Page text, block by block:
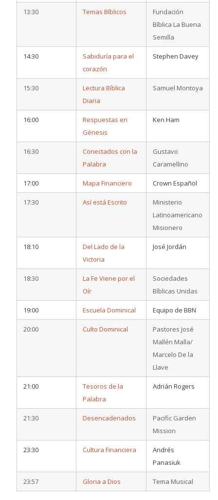
13:30 Temas Bíblicos
Fundación
Bíblica La Buena
Semilla
14:30
Sabiduría para el
corazón
Stephen Davey
15:30
Lectura Bíblica
Diaria
Samuel Montoya
16:00
Respuestas en
Génesis
Ken Ham
16:30
Conectados con la
Palabra
Gustavo
Caramellino
17:00 Mapa Financiero Crown Español
17:30 Así está Escrito
Ministerio
Latinoamericano
Misionero
18:10
Del Lado de la
Victoria
José Jordán
18:30
La Fe Viene por el
Oír
Sociedades
Bíblicas Unidas
19:00 Escuela Dominical Equipo de BBN
20:00 Culto Dominical
Pastores José
Mallén Malla/
Marcelo De la
Llave
21:00
Tesoros de la
Palabra
Adrián Rogers
21:30 Desencadenados
Pacific Garden
Mission
23:30 Cultura Financiera
Andrés
Panasiuk
23:57 Gloria a Dios Tema Musical